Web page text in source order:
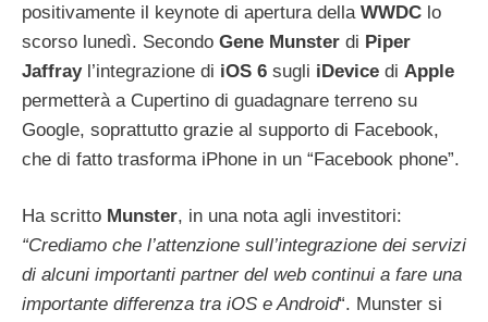
positivamente il keynote di apertura della WWDC lo
scorso lunedì. Secondo Gene Munster di Piper
Jaffrayl’integrazione di iOS 6 sugli iDevice di Apple
permetterà a Cupertino di guadagnare terreno su
Google, soprattutto grazie al supporto di Facebook,
che di fatto trasforma iPhone in un “Facebook phone”.
Ha scritto Munster, in una nota agli investitori:
“Crediamo che l’attenzione sull’integrazione dei servizi
di alcuni importanti partner del web continui a fare una
importante differenza tra iOS e Android“. Munster si